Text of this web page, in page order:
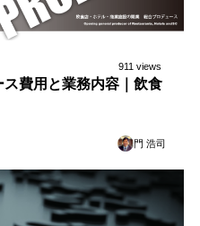
911 views
費用と業務内容｜飲食
門 浩司